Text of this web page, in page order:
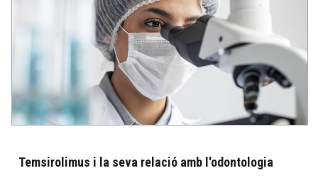
Temsirolimus i la seva relació amb l'odontologia